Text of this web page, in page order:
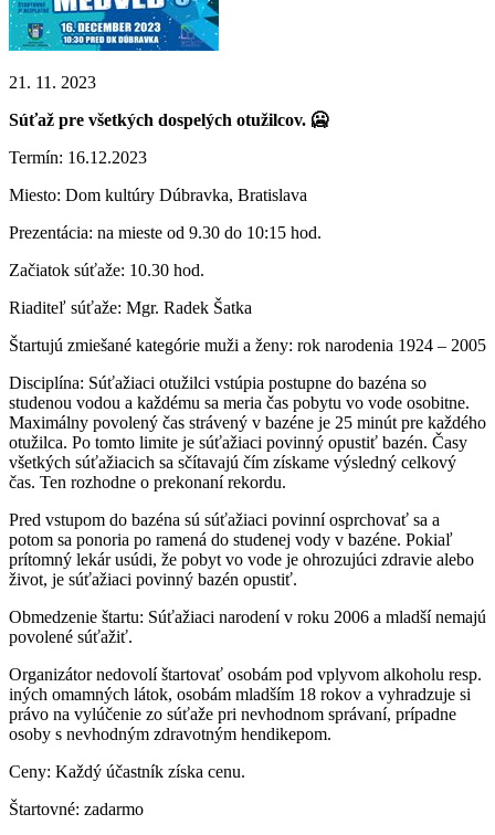
21. 11. 2023
Súťaž pre všetkých dospelých otužilcov. 🥶
Termín: 16.12.2023
Miesto: Dom kultúry Dúbravka, Bratislava
Prezentácia: na mieste od 9.30 do 10:15 hod.
Začiatok súťaže: 10.30 hod.
Riaditeľ súťaže: Mgr. Radek Šatka
Štartujú zmiešané kategórie muži a ženy: rok narodenia 1924 – 2005
Disciplína: Súťažiaci otužilci vstúpia postupne do bazéna so
studenou vodou a každému sa meria čas pobytu vo vode osobitne.
Maximálny povolený čas strávený v bazéne je 25 minút pre každého
otužilca. Po tomto limite je súťažiaci povinný opustiť bazén. Časy
všetkých súťažiacich sa sčítavajú čím získame výsledný celkový
čas. Ten rozhodne o prekonaní rekordu.
Pred vstupom do bazéna sú súťažiaci povinní osprchovať sa a
potom sa ponoria po ramená do studenej vody v bazéne. Pokiaľ
prítomný lekár usúdi, že pobyt vo vode je ohrozujúci zdravie alebo
život, je súťažiaci povinný bazén opustiť.
Obmedzenie štartu: Súťažiaci narodení v roku 2006 a mladší nemajú
povolené súťažiť.
Organizátor nedovolí štartovať osobám pod vplyvom alkoholu resp.
iných omamných látok, osobám mladším 18 rokov a vyhradzuje si
právo na vylúčenie zo súťaže pri nevhodnom správaní, prípadne
osoby s nevhodným zdravotným hendikepom.
Ceny: Každý účastník získa cenu.
Štartovné: zadarmo